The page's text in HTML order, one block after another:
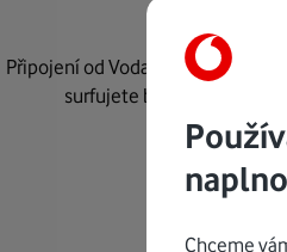
Připojení od Vodafonu jebezpečné
surfujete bez starostí.
Chceme